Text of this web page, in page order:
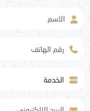
رقم الهاتف
البريد الالكتروني